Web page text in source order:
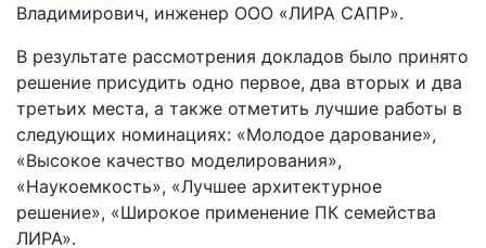
Владимирович, инженер ООО «ЛИРА САПР».
В результате рассмотрения докладов было принято
решение присудить одно первое, два вторых и два
третьих места, а также отметить лучшие работы в
следующих номинациях: «Молодое дарование»,
«Высокое качество моделирования»,
«Наукоемкость», «Лучшее архитектурное
решение», «Широкое применение ПК семейства
ЛИРА».